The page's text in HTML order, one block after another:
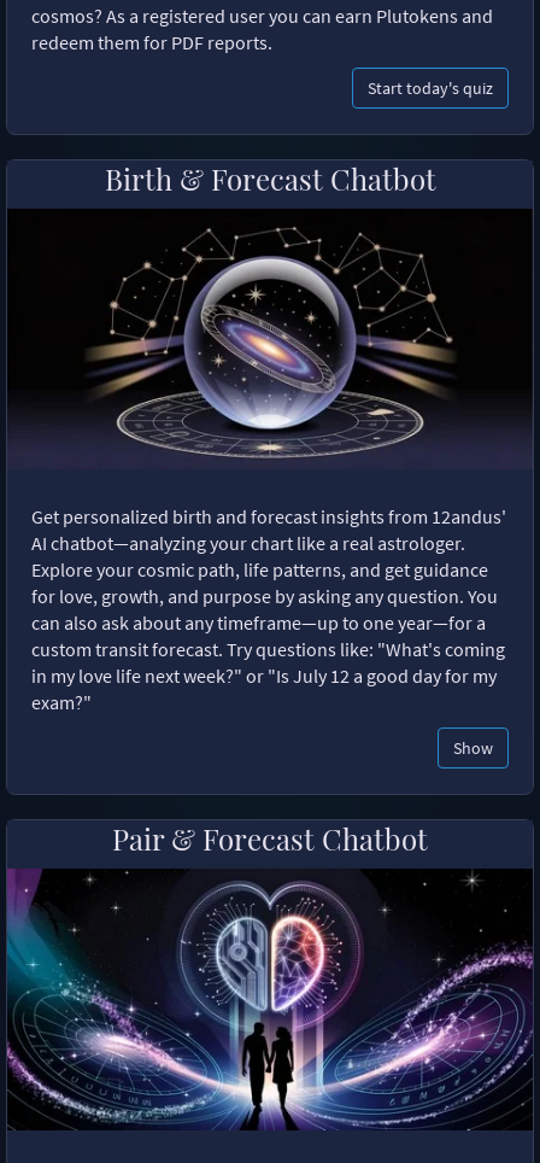
cosmos? As a registered user you can earn Plutokens and
redeem them for PDF reports.
Start today's quiz
Birth & Forecast Chatbot
Get personalized birth and forecast insights from 12andus'
AI chatbot—analyzing your chart like a real astrologer.
Explore your cosmic path, life patterns, and get guidance
for love, growth, and purpose by asking any question. You
can also ask about any timeframe—up to one year—for a
custom transit forecast. Try questions like: "What's coming
in my love life next week?" or "Is July 12 a good day for my
exam?"
Show
Pair & Forecast Chatbot